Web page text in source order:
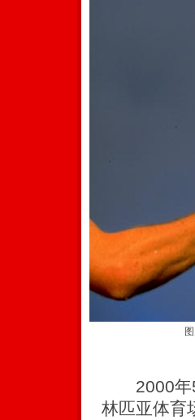
2000年5
林匹亚体育